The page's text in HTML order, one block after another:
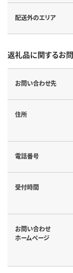
配送外のエリア
返礼品に関するお
お問い合わせ先
住所
電話番号
受付時間
お問い合わせ
ホームページ